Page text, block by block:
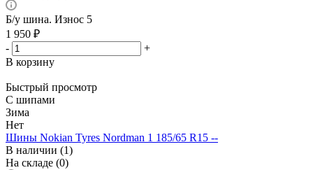
Б/у шина. Износ 5
1 950 ₽
-
+
В корзину
Быстрый просмотр
С шипами
Зима
Нет
Шины Nokian Tyres Nordman 1 185/65 R15 --
В наличии (1)
На складе (0)